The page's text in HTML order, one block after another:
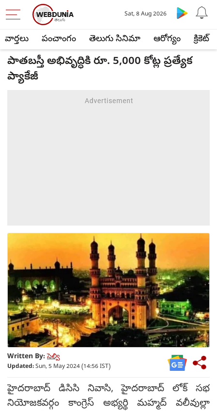
వార్తలు పంచాంగం తెలుగు సినిమా ఆరోగ్యం క్రికెట్
Sat, 8 Aug 2026
పాతబస్తీ అభివృద్ధికి రూ. 5,000 కోట్ల ప్రత్యేక
ప్యాకేజీ
Written By: సెల్వి
Updated:Sun, 5 May 2024 (14:56 IST)
హైదరాబాద్ డిసిసి నివాసి, హైదరాబాద్ లోక్ సభ
నియోజకవర్గం కాంగ్రెస్ అభ్యర్థి మహ్మద్ వలీవుల్లా